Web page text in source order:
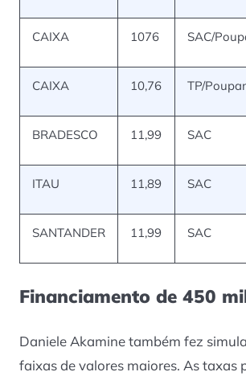
CAIXA 1076 SAC/
CAIXA 10,76 TP/
BRADESCO 11,99 SAC
ITAU 11,89 SAC
SANTANDER 11,99 SAC
Financiamento de 450
Daniele Akamine também fez
faixas de valores maiores. As taxas